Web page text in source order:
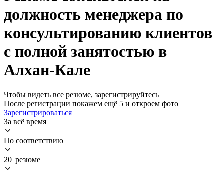
должность менеджера по
консультированию клиентов
с полной занятостью в
Алхан-Кале
Чтобы видеть все резюме, зарегистрируйтесь
После регистрации покажем ещё 5 и откроем фото
Зарегистрироваться
За всё время
По соответствию
20 резюме